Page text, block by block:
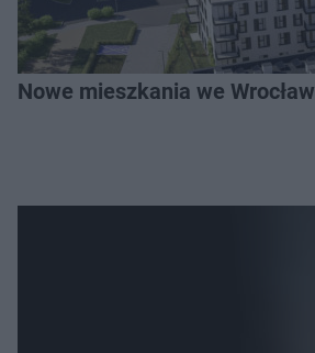
Nowe mieszkania we